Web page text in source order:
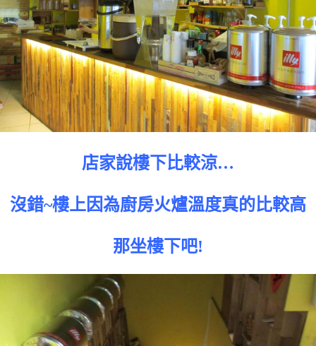
店家說樓下比較涼…
沒錯~樓上因為廚房火爐溫度真的比較高
那坐樓下吧!